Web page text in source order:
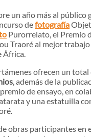
un año más al público
defotografía
Purorrelato, el Premio
Traoré al mejor
África.
ofrecen un total
, además de la
de ensayo, en
y una estatuilla
obras participantes en